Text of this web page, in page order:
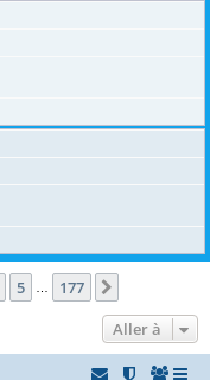
5 177
Aller à